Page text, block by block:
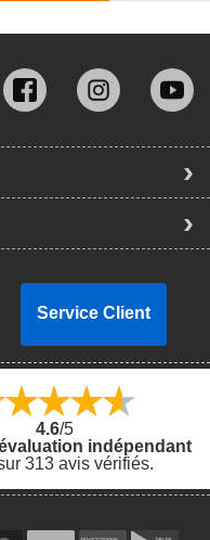
Service Client
4.6/5
indépendant
313 avis vérifiés.